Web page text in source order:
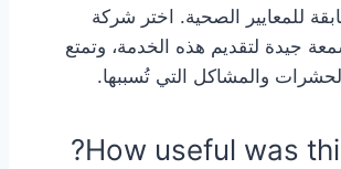
للمعايير الصحية. اختر شركة
جيدة لتقديم هذه الخدمة، وتمتع
والمشاكل التي تُسببها.
How useful was